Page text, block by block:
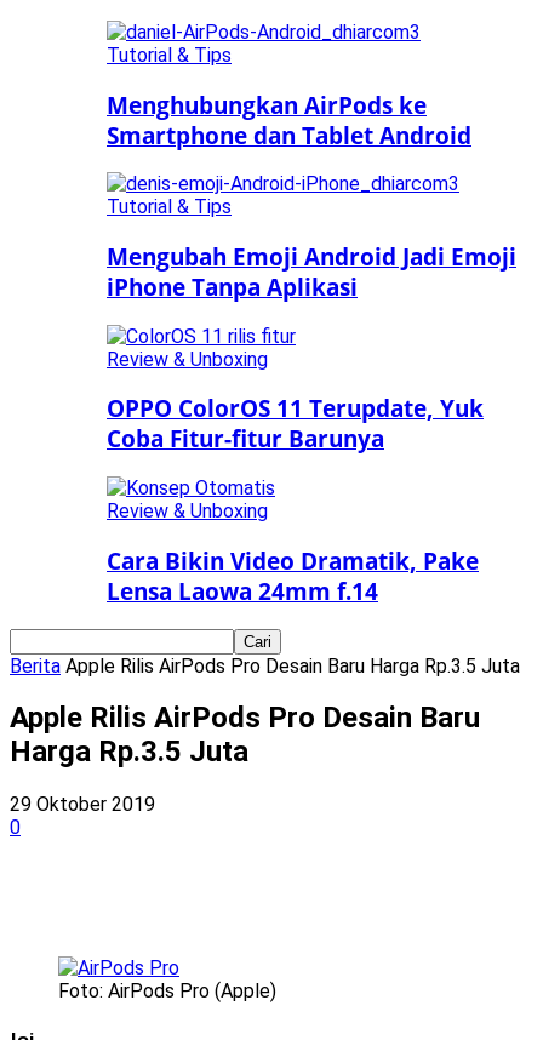
Tutorial & Tips
Menghubungkan AirPods ke
Smartphone dan Tablet Android
Tutorial & Tips
Mengubah Emoji Android Jadi Emoji
iPhone Tanpa Aplikasi
Review & Unboxing
OPPO ColorOS 11 Terupdate, Yuk
Coba Fitur-fitur Barunya
Review & Unboxing
Cara Bikin Video Dramatik, Pake
Lensa Laowa 24mm f.14
Berita Apple Rilis AirPods Pro Desain Baru Harga Rp.3.5 Juta
Apple Rilis AirPods Pro Desain Baru
Harga Rp.3.5 Juta
29 Oktober 2019
0
Foto: AirPods Pro (Apple)